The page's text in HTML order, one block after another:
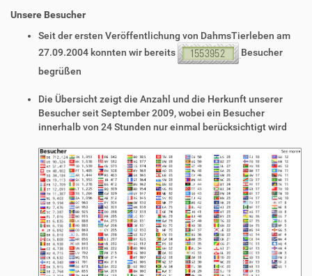
Unsere Besucher
Seit der ersten Veröffentlichung von DahmsTierleben am
27.09.2004 konnten wir bereits
Besucher
begrüßen
Die Übersicht zeigt die Anzahl und die Herkunft unserer
Besucher seit September 2009, wobei ein Besucher
innerhalb von 24 Stunden nur einmal berücksichtigt wird